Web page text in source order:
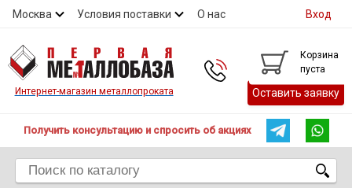
Москва Условия поставки О нас
Контакты
Вход
Интернет-магазин металлопроката
Корзина
пуста
Оставить заявку
Получить консультацию и спросить об акциях